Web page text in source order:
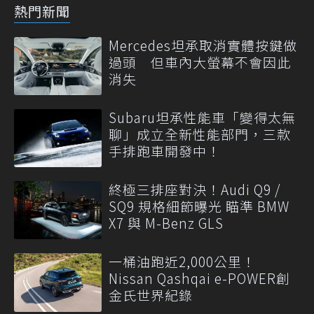
熱門新聞
Mercedes坦承取消實體按鍵做
過頭 但車內大螢幕不會因此
消失
Subaru坦承性能車「變得太無
聊」成立全新性能部門，三款
手排跑車開發中！
終極三排座對決！Audi Q9 /
SQ9 規格細節曝光 瞄準 BMW
X7 與 M-Benz GLS
一桶油跑近2,000公里！
Nissan Qashqai e-POWER創
金氏世界紀錄